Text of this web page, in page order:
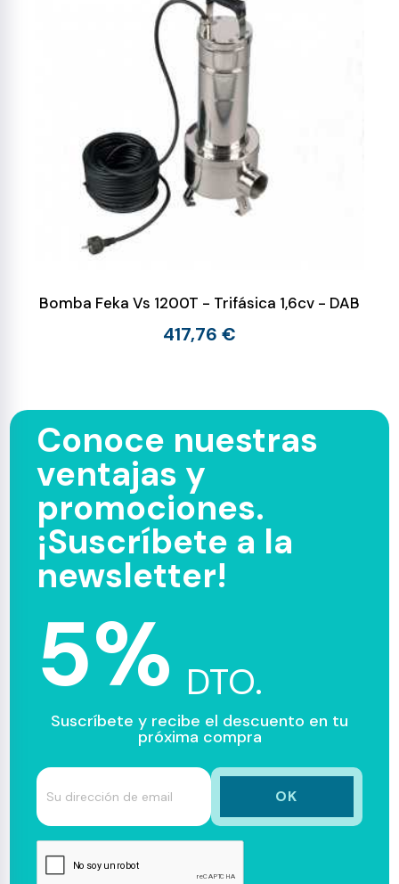
Bomba Feka Vs 1200T - Trifásica 1,6cv - DAB
417,76 €
Conoce nuestras
ventajas y
promociones.
¡Suscríbete a la
newsletter!
5% DTO.
Suscríbete y recibe el descuento en tu
próxima compra